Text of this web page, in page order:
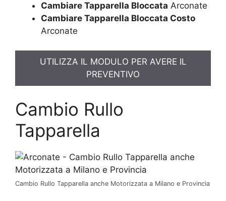
Cambiare Tapparella Bloccata Arconate
Cambiare Tapparella Bloccata Costo
Arconate
UTILIZZA IL MODULO PER AVERE IL
PREVENTIVO
Cambio Rullo
Tapparella
Cambio Rullo Tapparella anche Motorizzata a Milano e Provincia